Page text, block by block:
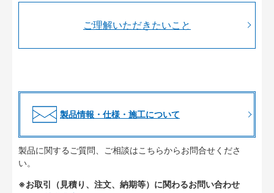
ご理解いただきたいこと
製品情報・仕様・施工について
製品に関するご質問、ご相談はこちらからお問合せくださ
い。
※お取引（見積り、注文、納期等）に関わるお問い合わせ